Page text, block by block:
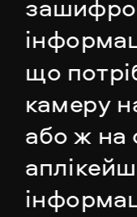
що
камеру
або ж на